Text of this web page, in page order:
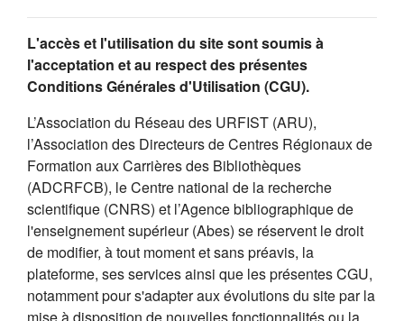
L'accès et l'utilisation du site sont soumis à
l'acceptation et au respect des présentes
Conditions Générales d'Utilisation (CGU).
L’Association du Réseau des URFIST (ARU),
l’Association des Directeurs de Centres Régionaux de
Formation aux Carrières des Bibliothèques
(ADCRFCB), le Centre national de la recherche
scientifique (CNRS) et l’Agence bibliographique de
l'enseignement supérieur (Abes) se réservent le droit
de modifier, à tout moment et sans préavis, la
plateforme, ses services ainsi que les présentes CGU,
notamment pour s'adapter aux évolutions du site par la